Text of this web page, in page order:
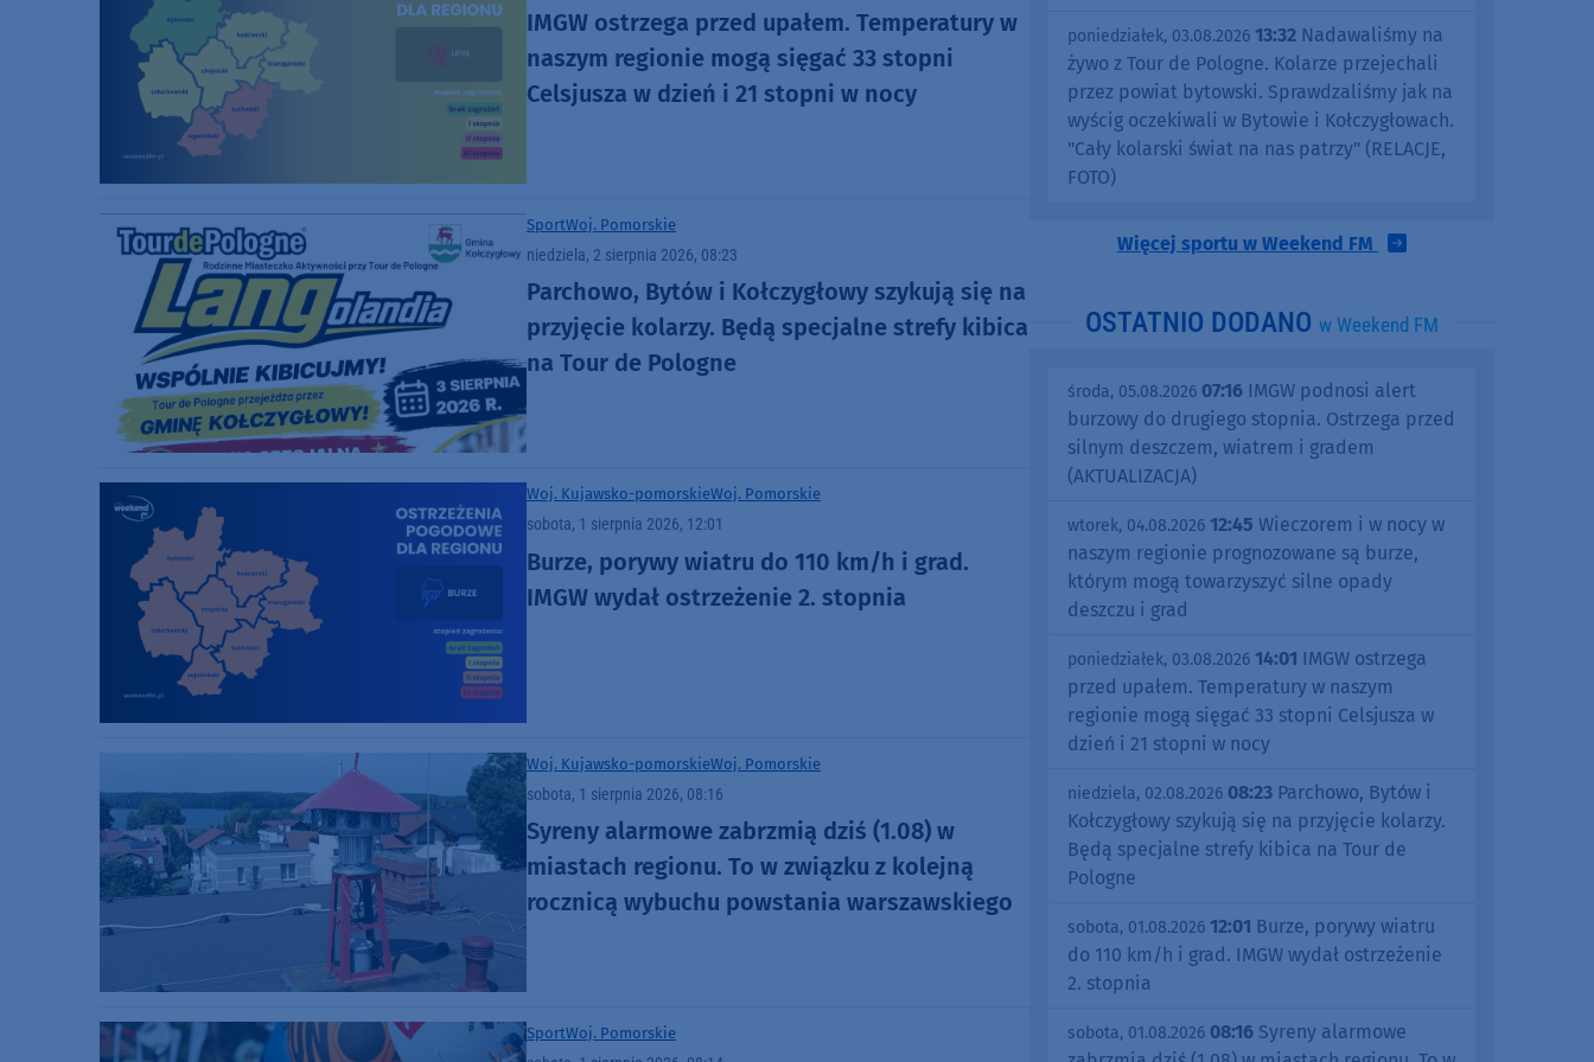
IMGW ostrzega przed upałem. Temperatury w
naszym regionie mogą sięgać 33 stopni
Celsjusza w dzień i 21 stopni w nocy
SportWoj. Pomorskie
niedziela, 2 sierpnia 2026, 08:23
Parchowo, Bytów i Kołczygłowy szykują się na
przyjęcie kolarzy. Będą specjalne strefy kibica
na Tour de Pologne
Woj. Kujawsko-pomorskieWoj. Pomorskie
sobota, 1 sierpnia 2026, 12:01
Burze, porywy wiatru do 110 km/h i grad.
IMGW wydał ostrzeżenie 2. stopnia
Woj. Kujawsko-pomorskieWoj. Pomorskie
sobota, 1 sierpnia 2026, 08:16
Syreny alarmowe zabrzmią dziś (1.08) w
miastach regionu. To w związku z kolejną
rocznicą wybuchu powstania warszawskiego
SportWoj. Pomorskie
poniedziałek, 03.08.2026 13:32 Nadawaliśmy na
żywo z Tour de Pologne. Kolarze przejechali
przez powiat bytowski. Sprawdzaliśmy jak na
wyścig oczekiwali w Bytowie i Kołczygłowach.
"Cały kolarski świat na nas patrzy" (RELACJE,
FOTO)
Więcej sportu w Weekend FM
OSTATNIO DODANO w Weekend FM
środa, 05.08.2026 07:16 IMGW podnosi alert
burzowy do drugiego stopnia. Ostrzega przed
silnym deszczem, wiatrem i gradem
(AKTUALIZACJA)
wtorek, 04.08.2026 12:45 Wieczorem i w nocy w
naszym regionie prognozowane są burze,
którym mogą towarzyszyć silne opady
deszczu i grad
poniedziałek, 03.08.2026 14:01 IMGW ostrzega
przed upałem. Temperatury w naszym
regionie mogą sięgać 33 stopni Celsjusza w
dzień i 21 stopni w nocy
niedziela, 02.08.2026 08:23 Parchowo, Bytów i
Kołczygłowy szykują się na przyjęcie kolarzy.
Będą specjalne strefy kibica na Tour de
Pologne
sobota, 01.08.2026 12:01 Burze, porywy wiatru
do 110 km/h i grad. IMGW wydał ostrzeżenie
2. stopnia
sobota, 01.08.2026 08:16 Syreny alarmowe